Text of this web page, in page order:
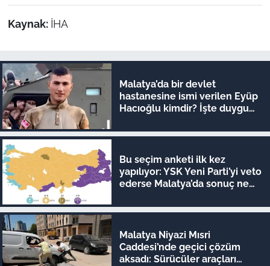
Kaynak: İHA
Malatya’da bir devlet
hastanesine ismi verilen Eyüp
Hacıoğlu kimdir? İşte duygu
Bu seçim anketi ilk kez
yapılıyor: YSK Yeni Parti’yi veto
ederse Malatya’da sonuç ne
Malatya Niyazi Mısri
Caddesi’nde geçici çözüm
aksadı: Sürücüler araçları